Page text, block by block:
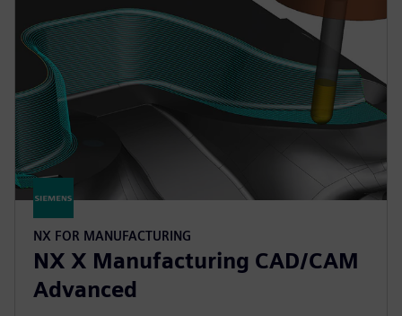
NX FOR MANUFACTURING
NX X Manufacturing CAD/CAM
Advanced